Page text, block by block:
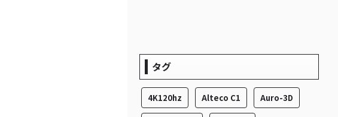
タグ
4K120hz Alteco C1 Auro-3D